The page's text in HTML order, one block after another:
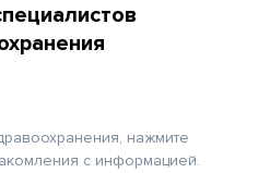
нажмите
с информацией.